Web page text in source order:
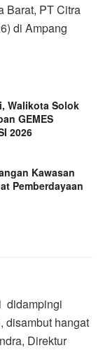
Barat, PT Citra
di Ampang
Walikota Solok
GEMES
2026
Kawasan
Pemberdayaan
didampingi
disambut hangat
Direktur